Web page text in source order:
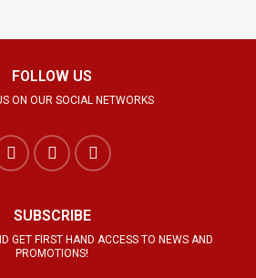
FOLLOW US
ON OUR SOCIAL NETWORKS
SUBSCRIBE
GET FIRST HAND ACCESS TO NEWS AND
PROMOTIONS!